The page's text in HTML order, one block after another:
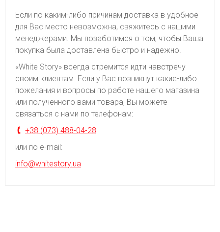
Если по каким-либо причинам доставка в удобное
для Вас место невозможна, свяжитесь с нашими
менеджерами. Мы позаботимся о том, чтобы Ваша
покупка была доставлена быстро и надежно.
«White Story» всегда стремится идти навстречу
своим клиентам. Если у Вас возникнут какие-либо
пожелания и вопросы по работе нашего магазина
или полученного вами товара, Вы можете
связаться с нами по телефонам:
+38 (073) 488-04-28
или по e-mail:
info@whitestory.ua